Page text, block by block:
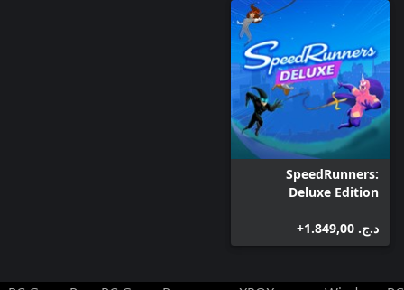
SpeedRunners:
Deluxe Edition
د.ج.‏ 1.849,00+